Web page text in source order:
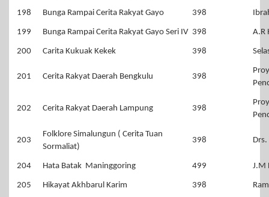
198 Bunga Rampai Cerita Rakyat Gayo 398
199 Bunga Rampai Cerita Rakyat Gayo Seri IV 398 A.R
200 Carita Kukuak Kekek 398
201 Cerita Rakyat Daerah Bengkulu 398
202 Cerita Rakyat Daerah Lampung 398
203
Folklore Simalungun ( Cerita Tuan
Sormaliat)
398
204 Hata Batak Maninggoring 499 J.M
205 Hikayat Akhbarul Karim 398